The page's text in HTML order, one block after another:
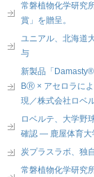
常磐植物化学研究
賞」を贈呈。
ユニアル、北海道
与
新製品「
BⓇ × アセロラに
現／株式会社ロベ
ロベルテ、大学野
確認 ― 鹿屋体育大
炭プラスラボ、独
常磐植物化学研究